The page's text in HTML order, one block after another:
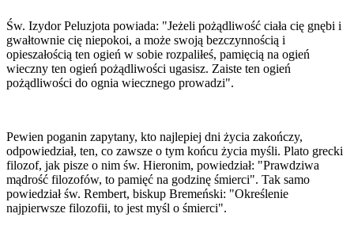
Św. Izydor Peluzjota powiada: "Jeżeli pożądliwość ciała cię gnębi i
gwałtownie cię niepokoi, a może swoją bezczynnością i
opieszałością ten ogień w sobie rozpaliłeś, pamięcią na ogień
wieczny ten ogień pożądliwości ugasisz. Zaiste ten ogień
pożądliwości do ognia wiecznego prowadzi".
Pewien poganin zapytany, kto najlepiej dni życia zakończy,
odpowiedział, ten, co zawsze o tym końcu życia myśli. Plato grecki
filozof, jak pisze o nim św. Hieronim, powiedział: "Prawdziwa
mądrość filozofów, to pamięć na godzinę śmierci". Tak samo
powiedział św. Rembert, biskup Bremeński: "Określenie
najpierwsze filozofii, to jest myśl o śmierci".